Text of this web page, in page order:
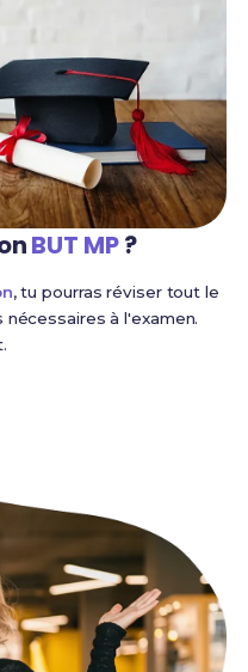
BUT MP?
, tu pourras réviser tout le
à l'examen.